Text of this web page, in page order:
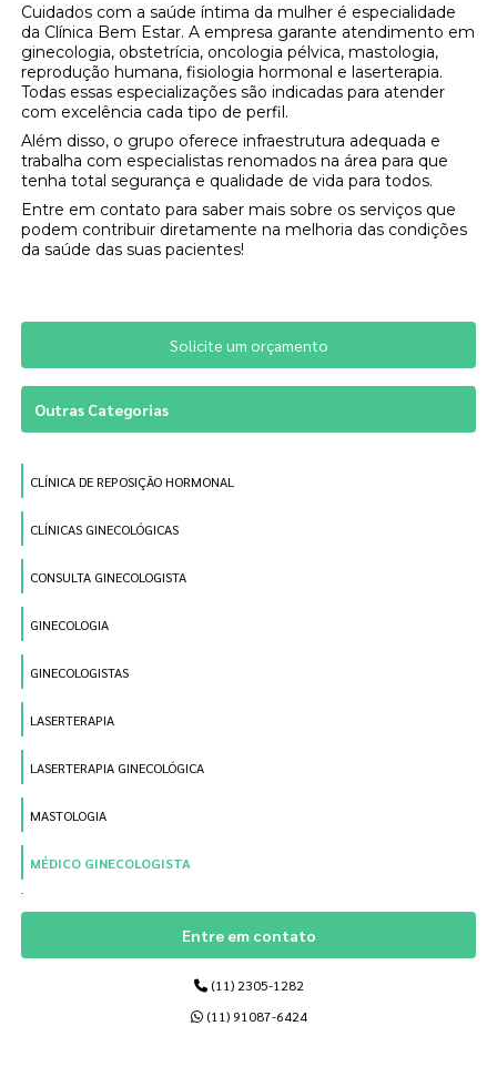
Cuidados com a saúde íntima da mulher é especialidade
da Clínica Bem Estar. A empresa garante atendimento em
ginecologia, obstetrícia, oncologia pélvica, mastologia,
reprodução humana, fisiologia hormonal e laserterapia.
Todas essas especializações são indicadas para atender
com excelência cada tipo de perfil.
Além disso, o grupo oferece infraestrutura adequada e
trabalha com especialistas renomados na área para que
tenha total segurança e qualidade de vida para todos.
Entre em contato para saber mais sobre os serviços que
podem contribuir diretamente na melhoria das condições
da saúde das suas pacientes!
Solicite um orçamento
Outras Categorias
CLÍNICA DE REPOSIÇÃO HORMONAL
CLÍNICAS GINECOLÓGICAS
CONSULTA GINECOLOGISTA
GINECOLOGIA
GINECOLOGISTAS
LASERTERAPIA
LASERTERAPIA GINECOLÓGICA
MASTOLOGIA
MÉDICO GINECOLOGISTA
MÉDICO OBSTETRA
MÉDICO PARA PARTO
Entre em contato
(11) 2305-1282
(11) 91087-6424